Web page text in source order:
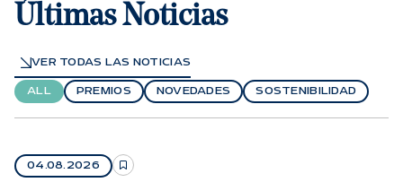
Últimas Noticias
ALL PREMIOS NOVEDADES SOSTENIBILIDAD
VER TODAS LAS NOTICIAS
04.08.2026